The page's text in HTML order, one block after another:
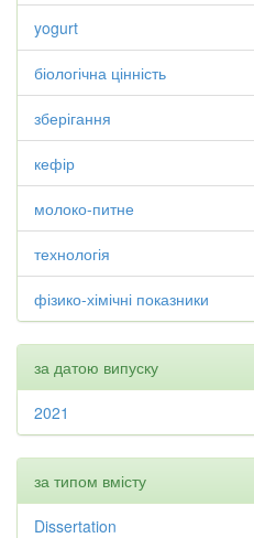
yogurt
біологічна цінність
зберігання
кефір
молоко-питне
технологія
фізико-хімічні показники
за датою випуску
2021
за типом вмісту
Dissertation